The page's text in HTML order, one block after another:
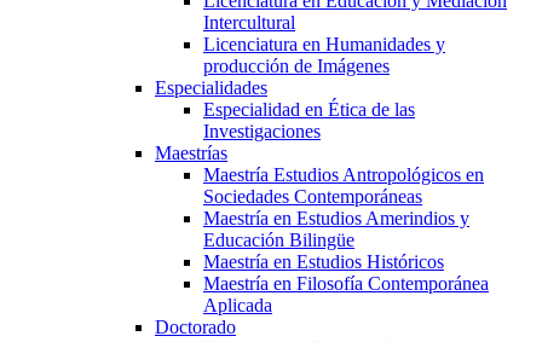
Intercultural
Licenciatura en Humanidades y
producción de Imágenes
Especialidades
Especialidad en Ética de las
Investigaciones
Maestrías
Maestría Estudios Antropológicos en
Sociedades Contemporáneas
Maestría en Estudios Amerindios y
Educación Bilingüe
Maestría en Estudios Históricos
Maestría en Filosofía Contemporánea
Aplicada
Doctorado